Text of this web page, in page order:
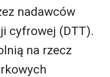
nadawców
cyfrowej (DTT).
na rzecz